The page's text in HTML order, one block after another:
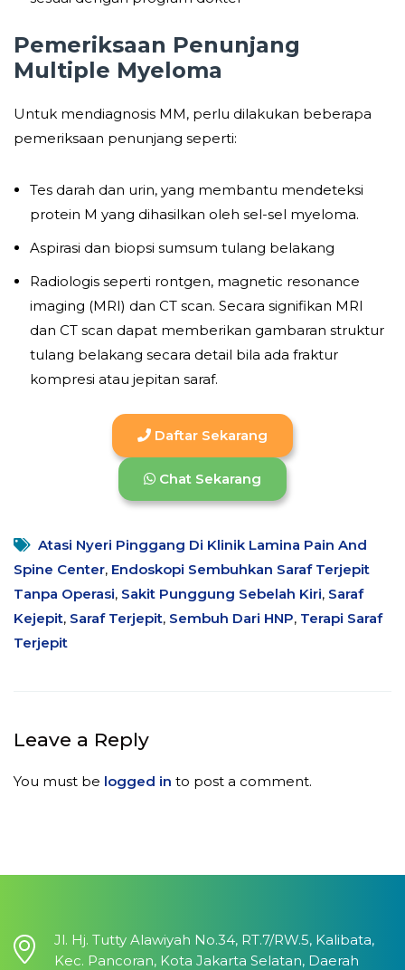
Pemeriksaan Penunjang
Multiple Myeloma
Untuk mendiagnosis MM, perlu dilakukan beberapa
pemeriksaan penunjang seperti:
Tes darah dan urin, yang membantu mendeteksi
protein M yang dihasilkan oleh sel-sel myeloma.
Aspirasi dan biopsi sumsum tulang belakang
Radiologis seperti rontgen, magnetic resonance
imaging (MRI) dan CT scan. Secara signifikan MRI
dan CT scan dapat memberikan gambaran struktur
tulang belakang secara detail bila ada fraktur
kompresi atau jepitan saraf.
Daftar Sekarang
Chat Sekarang
Atasi Nyeri Pinggang Di Klinik Lamina Pain And
Spine Center, Endoskopi Sembuhkan Saraf Terjepit
Tanpa Operasi, Sakit Punggung Sebelah Kiri, Saraf
Kejepit, Saraf Terjepit, Sembuh Dari HNP, Terapi Saraf
Terjepit
Leave a Reply
You must be logged in to post a comment.
Jl. Hj. Tutty Alawiyah No.34, RT.7/RW.5, Kalibata,
Kec. Pancoran, Kota Jakarta Selatan, Daerah